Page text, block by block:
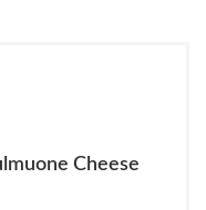
Cheese